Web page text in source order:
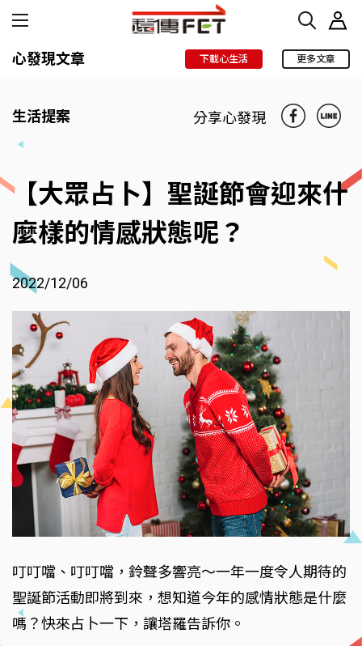
心發現文章 下載心生活 更多文章
生活提案 分享心發現
【大眾占卜】聖誕節會迎來什
麼樣的情感狀態呢？
2022/12/06
叮叮噹、叮叮噹，鈴聲多響亮～一年一度令人期待的
聖誕節活動即將到來，想知道今年的感情狀態是什麼
嗎？快來占卜一下，讓塔羅告訴你。